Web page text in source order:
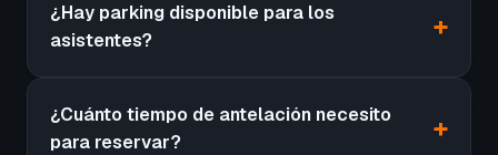
¿Hay parking disponible para los
asistentes?
¿Cuánto tiempo de antelación necesito
para reservar?